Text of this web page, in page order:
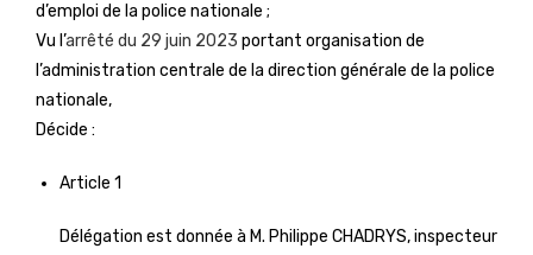
d’emploi de la police nationale ;
Vu l’arrêté du 29 juin 2023 portant organisation de
l’administration centrale de la direction générale de la police
nationale,
Décide :
Article 1
Délégation est donnée à M. Philippe CHADRYS, inspecteur